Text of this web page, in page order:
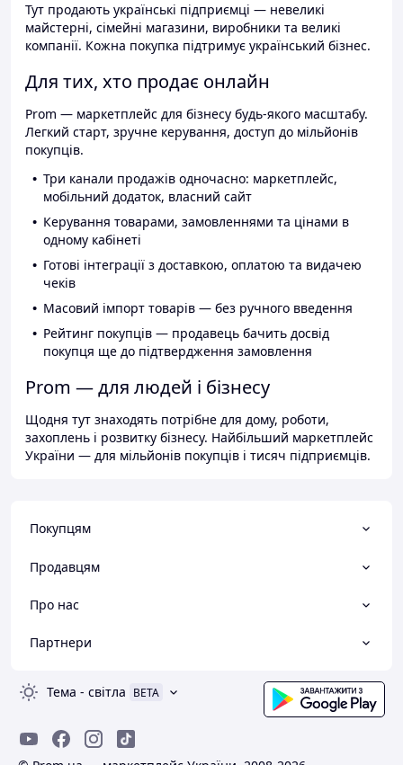
Тут продають українські підприємці — невеликі
майстерні, сімейні магазини, виробники та великі
компанії. Кожна покупка підтримує український бізнес.
Для тих, хто продає онлайн
Prom — маркетплейс для бізнесу будь-якого масштабу.
Легкий старт, зручне керування, доступ до мільйонів
покупців.
Три канали продажів одночасно: маркетплейс,
мобільний додаток, власний сайт
Керування товарами, замовленнями та цінами в
одному кабінеті
Готові інтеграції з доставкою, оплатою та видачею
чеків
Масовий імпорт товарів — без ручного введення
Рейтинг покупців — продавець бачить досвід
покупця ще до підтвердження замовлення
Prom — для людей і бізнесу
Щодня тут знаходять потрібне для дому, роботи,
захоплень і розвитку бізнесу. Найбільший маркетплейс
України — для мільйонів покупців і тисяч підприємців.
Покупцям
Продавцям
Про нас
Партнери
Тема - світла BETA